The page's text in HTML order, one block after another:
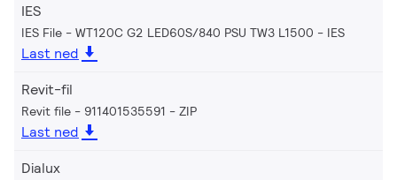
IES
IES File - WT120C G2 LED60S/840 PSU TW3 L1500 IES
Last ned
Revit-fil
Revit file - 911401535591 ZIP
Last ned
Dialux